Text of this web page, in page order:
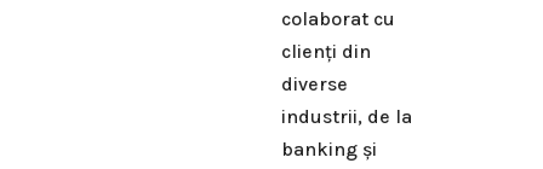
colaborat cu
clienți din
diverse
industrii, de la
banking și